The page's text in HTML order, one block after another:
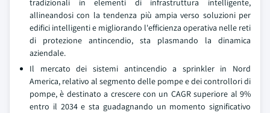
tradizionali in elementi di infrastruttura intelligente,
allineandosi con la tendenza più ampia verso soluzioni per
edifici intelligenti e migliorando l'efficienza operativa nelle reti
di protezione antincendio, sta plasmando la dinamica
aziendale.
Il mercato dei sistemi antincendio a sprinkler in Nord
America, relativo al segmento delle pompe e dei controllori di
pompe, è destinato a crescere con un CAGR superiore al 9%
entro il 2034 e sta guadagnando un momento significativo